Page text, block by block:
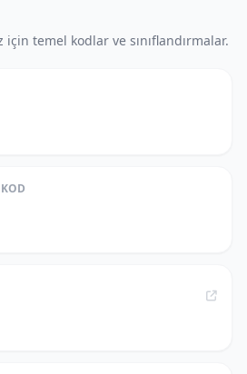
için temel kodlar ve sınıflandırmalar.